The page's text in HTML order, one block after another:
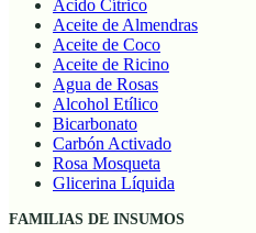
Ácido Cítrico
Aceite de Almendras
Aceite de Coco
Aceite de Ricino
Agua de Rosas
Alcohol Etílico
Bicarbonato
Carbón Activado
Rosa Mosqueta
Glicerina Líquida
FAMILIAS DE INSUMOS